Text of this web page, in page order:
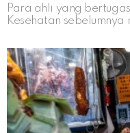
Para ahli yang
Kesehatan sebelumnya